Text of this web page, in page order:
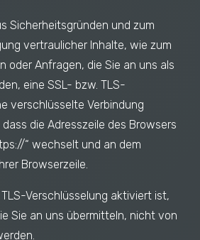
Sicherheitsgründen und zum
vertraulicher Inhalte, wie zum
oder Anfragen, die Sie an uns als
eine SSL- bzw. TLS-
verschlüsselte Verbindung
die Adresszeile des Browsers
“ wechselt und an dem
Browserzeile.
Verschlüsselung aktiviert ist,
Sie an uns übermitteln, nicht von